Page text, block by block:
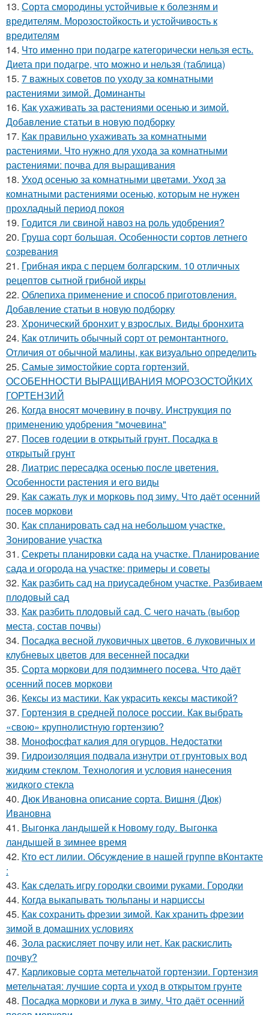
13. Сорта смородины устойчивые к болезням и
вредителям. Морозостойкость и устойчивость к
вредителям
14. Что именно при подагре категорически нельзя есть.
Диета при подагре, что можно и нельзя (таблица)
15. 7 важных советов по уходу за комнатными
растениями зимой. Доминанты
16. Как ухаживать за растениями осенью и зимой.
Добавление статьи в новую подборку
17. Как правильно ухаживать за комнатными
растениями. Что нужно для ухода за комнатными
растениями: почва для выращивания
18. Уход осенью за комнатными цветами. Уход за
комнатными растениями осенью, которым не нужен
прохладный период покоя
19. Годится ли свиной навоз на роль удобрения?
20. Груша сорт большая. Особенности сортов летнего
созревания
21. Грибная икра с перцем болгарским. 10 отличных
рецептов сытной грибной икры
22. Облепиха применение и способ приготовления.
Добавление статьи в новую подборку
23. Хронический бронхит у взрослых. Виды бронхита
24. Как отличить обычный сорт от ремонтантного.
Отличия от обычной малины, как визуально определить
25. Самые зимостойкие сорта гортензий.
ОСОБЕННОСТИ ВЫРАЩИВАНИЯ МОРОЗОСТОЙКИХ
ГОРТЕНЗИЙ
26. Когда вносят мочевину в почву. Инструкция по
применению удобрения "мочевина"
27. Посев годеции в открытый грунт. Посадка в
открытый грунт
28. Лиатрис пересадка осенью после цветения.
Особенности растения и его виды
29. Как сажать лук и морковь под зиму. Что даёт осенний
посев моркови
30. Как спланировать сад на небольшом участке.
Зонирование участка
31. Секреты планировки сада на участке. Планирование
сада и огорода на участке: примеры и советы
32. Как разбить сад на приусадебном участке. Разбиваем
плодовый сад
33. Как разбить плодовый сад. С чего начать (выбор
места, состав почвы)
34. Посадка весной луковичных цветов. 6 луковичных и
клубневых цветов для весенней посадки
35. Сорта моркови для подзимнего посева. Что даёт
осенний посев моркови
36. Кексы из мастики. Как украсить кексы мастикой?
37. Гортензия в средней полосе россии. Как выбрать
«свою» крупнолистную гортензию?
38. Монофосфат калия для огурцов. Недостатки
39. Гидроизоляция подвала изнутри от грунтовых вод
жидким стеклом. Технология и условия нанесения
жидкого стекла
40. Дюк Ивановна описание сорта. Вишня (Дюк)
Ивановна
41. Выгонка ландышей к Новому году. Выгонка
ландышей в зимнее время
42. Кто ест лилии. Обсуждение в нашей группе вКонтакте
:
43. Как сделать игру городки своими руками. Городки
44. Когда выкапывать тюльпаны и нарциссы
45. Как сохранить фрезии зимой. Как хранить фрезии
зимой в домашних условиях
46. Зола раскисляет почву или нет. Как раскислить
почву?
47. Карликовые сорта метельчатой гортензии. Гортензия
метельчатая: лучшие сорта и уход в открытом грунте
48. Посадка моркови и лука в зиму. Что даёт осенний